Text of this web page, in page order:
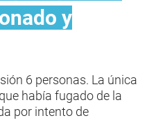
y
6 personas. La única
había fugado de la
por intento de